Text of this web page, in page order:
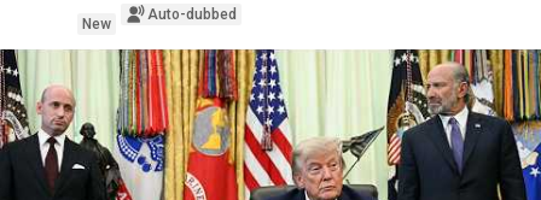
New
Auto-dubbed